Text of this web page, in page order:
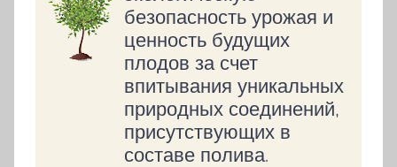
безопасность урожая и
ценность будущих
плодов за счет
впитывания уникальных
природных соединений,
присутствующих в
составе полива.